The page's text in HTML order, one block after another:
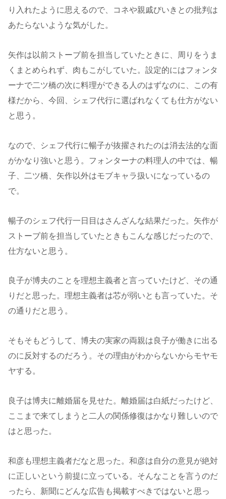
り入れたように思えるので、コネや親戚びいきとの批判は
あたらないような気がした。
矢作は以前ストーブ前を担当していたときに、周りをうま
くまとめられず、肉もこがしていた。設定的にはフォンタ
ーナで二ツ橋の次に料理ができる人のはずなのに、この有
様だから、今回、シェフ代行に選ばれなくても仕方がない
と思う。
なので、シェフ代行に暢子が抜擢されたのは消去法的な面
がかなり強いと思う。フォンターナの料理人の中では、暢
子、二ツ橋、矢作以外はモブキャラ扱いになっているの
で。
暢子のシェフ代行一日目はさんざんな結果だった。矢作が
ストーブ前を担当していたときもこんな感じだったので、
仕方ないと思う。
良子が博夫のことを理想主義者と言っていたけど、その通
りだと思った。理想主義者は芯が弱いとも言っていた。そ
の通りだと思う。
そもそもどうして、博夫の実家の両親は良子が働きに出る
のに反対するのだろう。その理由がわからないからモヤモ
ヤする。
良子は博夫に離婚届を見せた。離婚届は白紙だったけど、
ここまで来てしまうと二人の関係修復はかなり難しいので
はと思った。
和彦も理想主義者だなと思った。和彦は自分の意見が絶対
に正しいという前提に立っている。そんなことを言うのだ
ったら、新聞にどんな広告も掲載すべきではないと思っ